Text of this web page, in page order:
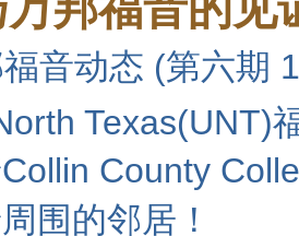
音动态 (第六期
Texas(UNT)
County
围的邻居！